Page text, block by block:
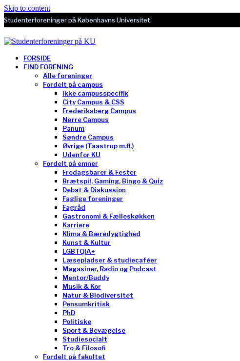
Skip to content
Studenterforeninger på Københavns Universitet
FORSIDE
FIND FORENING
Alle foreninger
Fordelt på campus
Ikke campusspecifik
City Campus & CSS
Frederiksberg Campus
Nørre Campus
Panum
Søndre Campus
Øvrige (Taastrup m.fl.)
Udenfor KU
Fordelt på emner
Fredagsbarer & Fester
Brætspil, Gaming, Bingo & Quiz
Debat & Diskussion
Faglige foreninger
Fagråd
Gastronomi & Fælleskøkken
Karriere
Klima & Bæredygtighed
Kunst & Kultur
LGBTQIA+
Læsepladser & studiecaféer
Magasiner, Radio og Podcast
Mentor/Buddy
Musik & Kor
Natur & Biodiversitet
Pensumkritisk
PhD
Politiske
Sport & Bevægelse
Studiesocialt
Tro & Filosofi
Fordelt på fakultet